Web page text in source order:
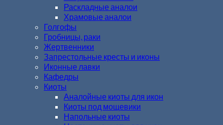
Раскладные аналои
Храмовые аналои
Голгофы
Гробницы, раки
Жертвенники
Запрестольные кресты и иконы
Иконные лавки
Кафедры
Киоты
Аналойные киоты для икон
Киоты под мощевики
Напольные киоты